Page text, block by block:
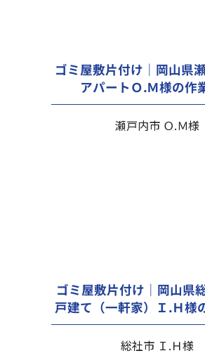
ゴミ屋敷片付け｜岡山県
アパートＯ.Ｍ様の作
瀬戸内市 Ｏ.Ｍ様
ゴミ屋敷片付け｜岡山県
戸建て（一軒家）Ｉ.Ｈ様
総社市 Ｉ.Ｈ様